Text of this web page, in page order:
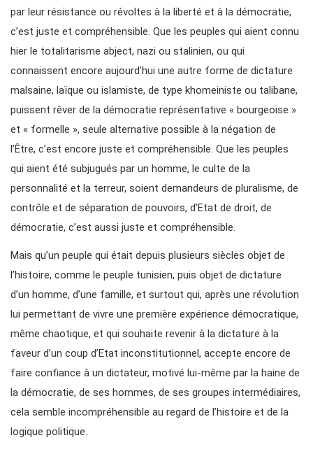
par leur résistance ou révoltes à la liberté et à la démocratie,
c’est juste et compréhensible. Que les peuples qui aient connu
hier le totalitarisme abject, nazi ou stalinien, ou qui
connaissent encore aujourd’hui une autre forme de dictature
malsaine, laïque ou islamiste, de type khomeiniste ou talibane,
puissent rêver de la démocratie représentative « bourgeoise »
et « formelle », seule alternative possible à la négation de
l’Être, c’est encore juste et compréhensible. Que les peuples
qui aient été subjugués par un homme, le culte de la
personnalité et la terreur, soient demandeurs de pluralisme, de
contrôle et de séparation de pouvoirs, d’Etat de droit, de
démocratie, c’est aussi juste et compréhensible.
Mais qu’un peuple qui était depuis plusieurs siècles objet de
l’histoire, comme le peuple tunisien, puis objet de dictature
d’un homme, d’une famille, et surtout qui, après une révolution
lui permettant de vivre une première expérience démocratique,
même chaotique, et qui souhaite revenir à la dictature à la
faveur d’un coup d’Etat inconstitutionnel, accepte encore de
faire confiance à un dictateur, motivé lui-même par la haine de
la démocratie, de ses hommes, de ses groupes intermédiaires,
cela semble incompréhensible au regard de l’histoire et de la
logique politique.